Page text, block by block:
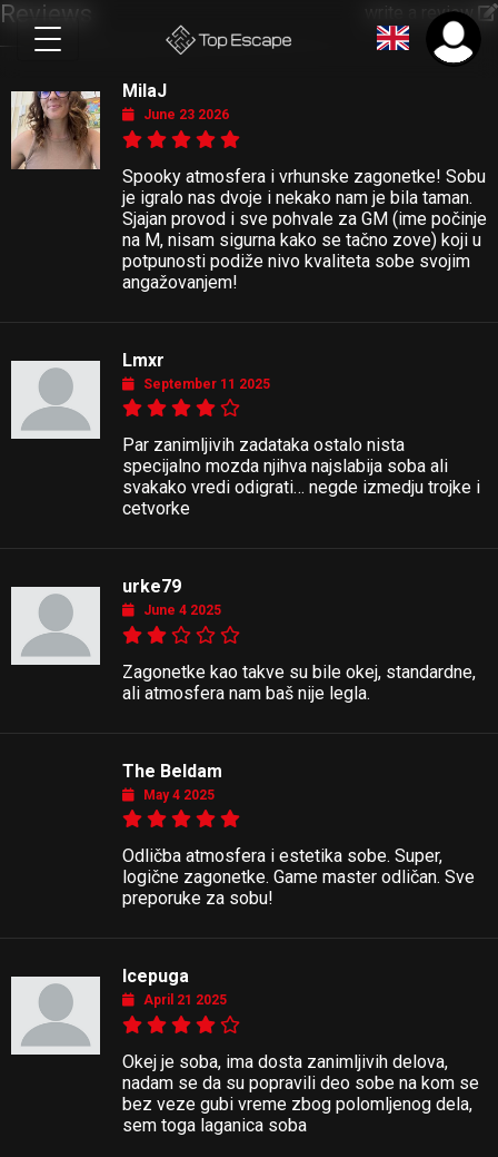
write a review
Reviews
MilaJ
June 23 2026
Spooky atmosfera i vrhunske zagonetke! Sobu
je igralo nas dvoje i nekako nam je bila taman.
Sjajan provod i sve pohvale za GM (ime počinje
na M, nisam sigurna kako se tačno zove) koji u
potpunosti podiže nivo kvaliteta sobe svojim
angažovanjem!
Lmxr
September 11 2025
Par zanimljivih zadataka ostalo nista
specijalno mozda njihva najslabija soba ali
svakako vredi odigrati… negde izmedju trojke i
cetvorke
urke79
June 4 2025
Zagonetke kao takve su bile okej, standardne,
ali atmosfera nam baš nije legla.
The Beldam
May 4 2025
Odličba atmosfera i estetika sobe. Super,
logične zagonetke. Game master odličan. Sve
preporuke za sobu!
Icepuga
April 21 2025
Okej je soba, ima dosta zanimljivih delova,
nadam se da su popravili deo sobe na kom se
bez veze gubi vreme zbog polomljenog dela,
sem toga laganica soba